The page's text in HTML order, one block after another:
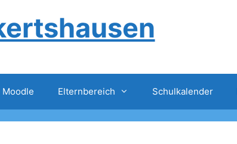
Moodle Elternbereich Schulkalender